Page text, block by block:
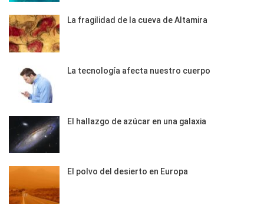
La fragilidad de la cueva de Altamira
La tecnología afecta nuestro cuerpo
El hallazgo de azúcar en una galaxia
El polvo del desierto en Europa